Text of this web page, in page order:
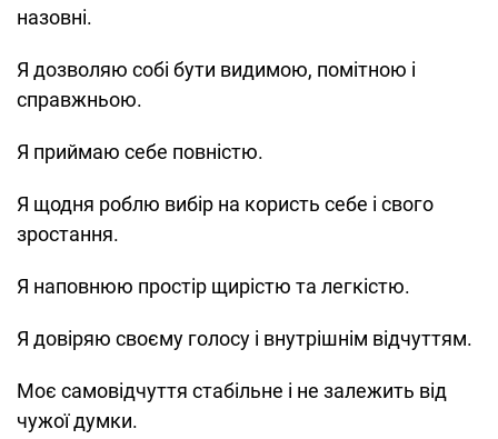
назовні.
Я дозволяю собі бути видимою, помітною і
справжньою.
Я приймаю себе повністю.
Я щодня роблю вибір на користь себе і свого
зростання.
Я наповнюю простір щирістю та легкістю.
Я довіряю своєму голосу і внутрішнім відчуттям.
Моє самовідчуття стабільне і не залежить від
чужої думки.